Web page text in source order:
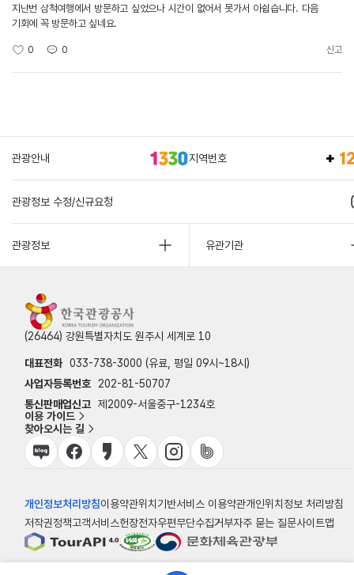
지난번 삼척여행에서 방문하고 싶었으나 시간이 없어서 못가서 아쉽습니다. 다음
기회에 꼭 방문하고 싶네요.
0 0 신고
관광안내 지역번호
관광정보 수정/신규요청
관광정보 유관기관
(26464) 강원특별자치도 원주시 세계로 10
대표전화 033-738-3000 (유료, 평일 09시~18시)
사업자등록번호
202-81-50707
통신판매업신고 제2009-서울중구-1234호
이용 가이드
찾아오시는 길
개인정보처리방침이용약관위치기반서비스 이용약관개인위치정보 처리방침
저작권정책고객서비스헌장전자우편무단수집거부자주 묻는 질문사이트맵